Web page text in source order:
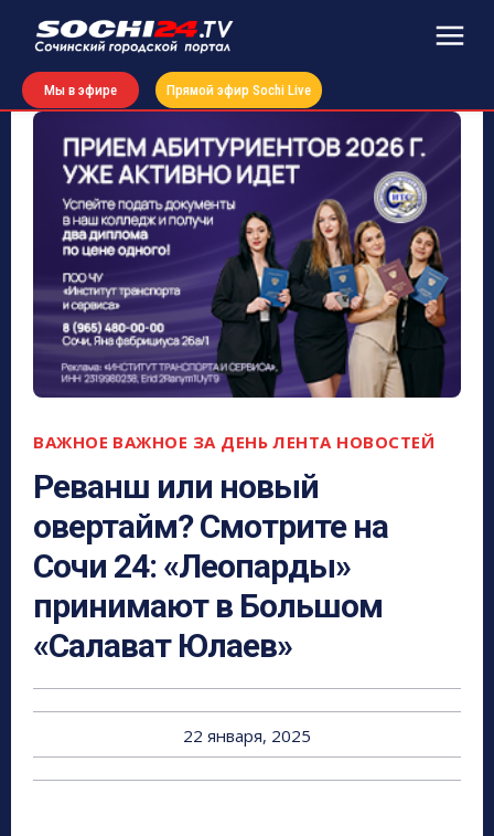
Мы в эфире Прямой эфир Sochi Live
ВАЖНОЕ ВАЖНОЕ ЗА ДЕНЬ ЛЕНТА НОВОСТЕЙ
Реванш или новый
овертайм? Смотрите на
Сочи 24: «Леопарды»
принимают в Большом
«Салават Юлаев»
22 января, 2025